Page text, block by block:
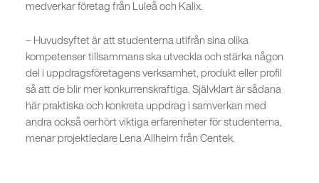
medverkar företag från Luleå och Kalix.
– Huvudsyftet är att studenterna utifrån sina olika
kompetenser tillsammans ska utveckla och stärka någon
del i uppdragsföretagens verksamhet, produkt eller profil
så att de blir mer konkurrenskraftiga. Självklart är sådana
här praktiska och konkreta uppdrag i samverkan med
andra också oerhört viktiga erfarenheter för studenterna,
menar projektledare Lena Allheim från Centek.